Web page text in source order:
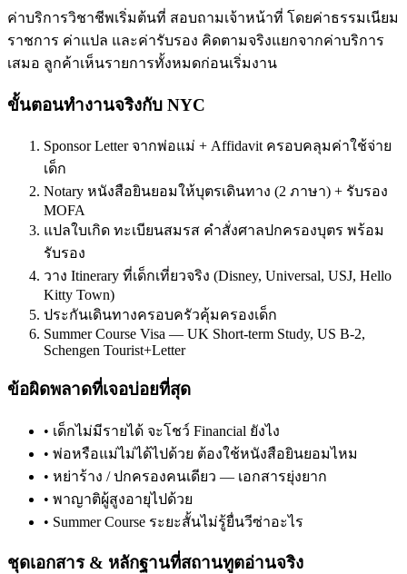
ค่าบริการวิชาชีพเริ่มต้นที่ สอบถามเจ้าหน้าที่ โดยค่าธรรมเนียม
ราชการ ค่าแปล และค่ารับรอง คิดตามจริงแยกจากค่าบริการ
เสมอ ลูกค้าเห็นรายการทั้งหมดก่อนเริ่มงาน
ขั้นตอนทำงานจริงกับ NYC
Sponsor Letter จากพ่อแม่ + Affidavit ครอบคลุมค่าใช้จ่าย
เด็ก
Notary หนังสือยินยอมให้บุตรเดินทาง (2 ภาษา) + รับรอง
MOFA
แปลใบเกิด ทะเบียนสมรส คำสั่งศาลปกครองบุตร พร้อม
รับรอง
วาง Itinerary ที่เด็กเที่ยวจริง (Disney, Universal, USJ, Hello
Kitty Town)
ประกันเดินทางครอบครัวคุ้มครองเด็ก
Summer Course Visa — UK Short-term Study, US B-2,
Schengen Tourist+Letter
ข้อผิดพลาดที่เจอบ่อยที่สุด
• เด็กไม่มีรายได้ จะโชว์ Financial ยังไง
• พ่อหรือแม่ไม่ได้ไปด้วย ต้องใช้หนังสือยินยอมไหม
• หย่าร้าง / ปกครองคนเดียว — เอกสารยุ่งยาก
• พาญาติผู้สูงอายุไปด้วย
• Summer Course ระยะสั้นไม่รู้ยื่นวีซ่าอะไร
ชุดเอกสาร & หลักฐานที่สถานทูตอ่านจริง